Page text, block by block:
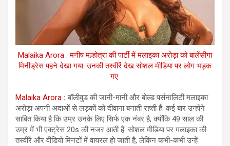
Malaika Arora : मनीष मल्होत्रा की पार्टी में मलाइका अरोड़ा को बालेंसीगा
मिनीड्रेस पहने देखा गया. उनकी तस्वीरें देख सोशल मीडिया पर लोग भड़क
गए.
Malaika Arora : बॉलीवुड की जानी-मानी और बोल्ड पर्सनालिटी मलाइका
अरोड़ा अपनी अदाओं से लड़कों को दीवाना बनाती रहती हैं. कई बार उन्होंने
साबित किया है कि उम्र उनके लिए सिर्फ एक नंबर है, क्योंकि 49 साल की
उम्र में भी एक्ट्रेस 20s की नजर आती हैं. सोशल मीडिया पर मलाइका की
तस्वीरें और वीडियो मिनटों में वायरल हो जाती है, लेकिन कभी-कभी उन्हें